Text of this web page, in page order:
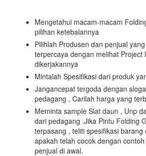
Mengetahui macam-macam
pilihan ketebalannya
Pilihlah Produsen dan penjual
terpercaya dengan melihat Project
dikerjakannya
Mintalah Spesifikasi dari produk
Jangancepat tergoda dengan
pedagang , Carilah harga yang
Meminta sample Slat daun , Unp
dari pedagang .Jika Pintu Folding
terpasang , teliti spesifikasi barang
apakah telah cocok dengan
penjual di awal.